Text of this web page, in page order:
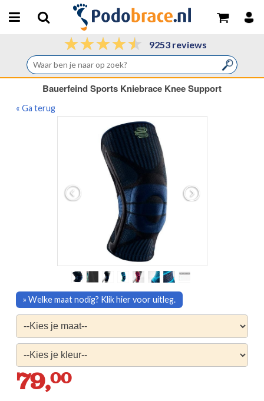
9253 reviews
Bauerfeind Sports Kniebrace Knee Support
« Ga terug
79,00
» Welke maat nodig? Klik hier voor uitleg.